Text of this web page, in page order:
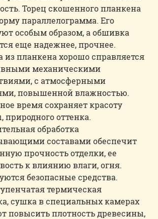
Торец скошенного планкена
параллелограмма. Его
особым образом, а обшивка
еще надежнее, прочнее.
из планкена хорошо справляется
механическими
с атмосферными
повышенной влажностью.
время сохраняет красоту
природного оттенка.
обработка
составами обеспечит
прочность отделки, ее
к влиянию влаги, огня.
безопасные средства.
термическая
сушка в специальных камерах
повысить плотность древесины,